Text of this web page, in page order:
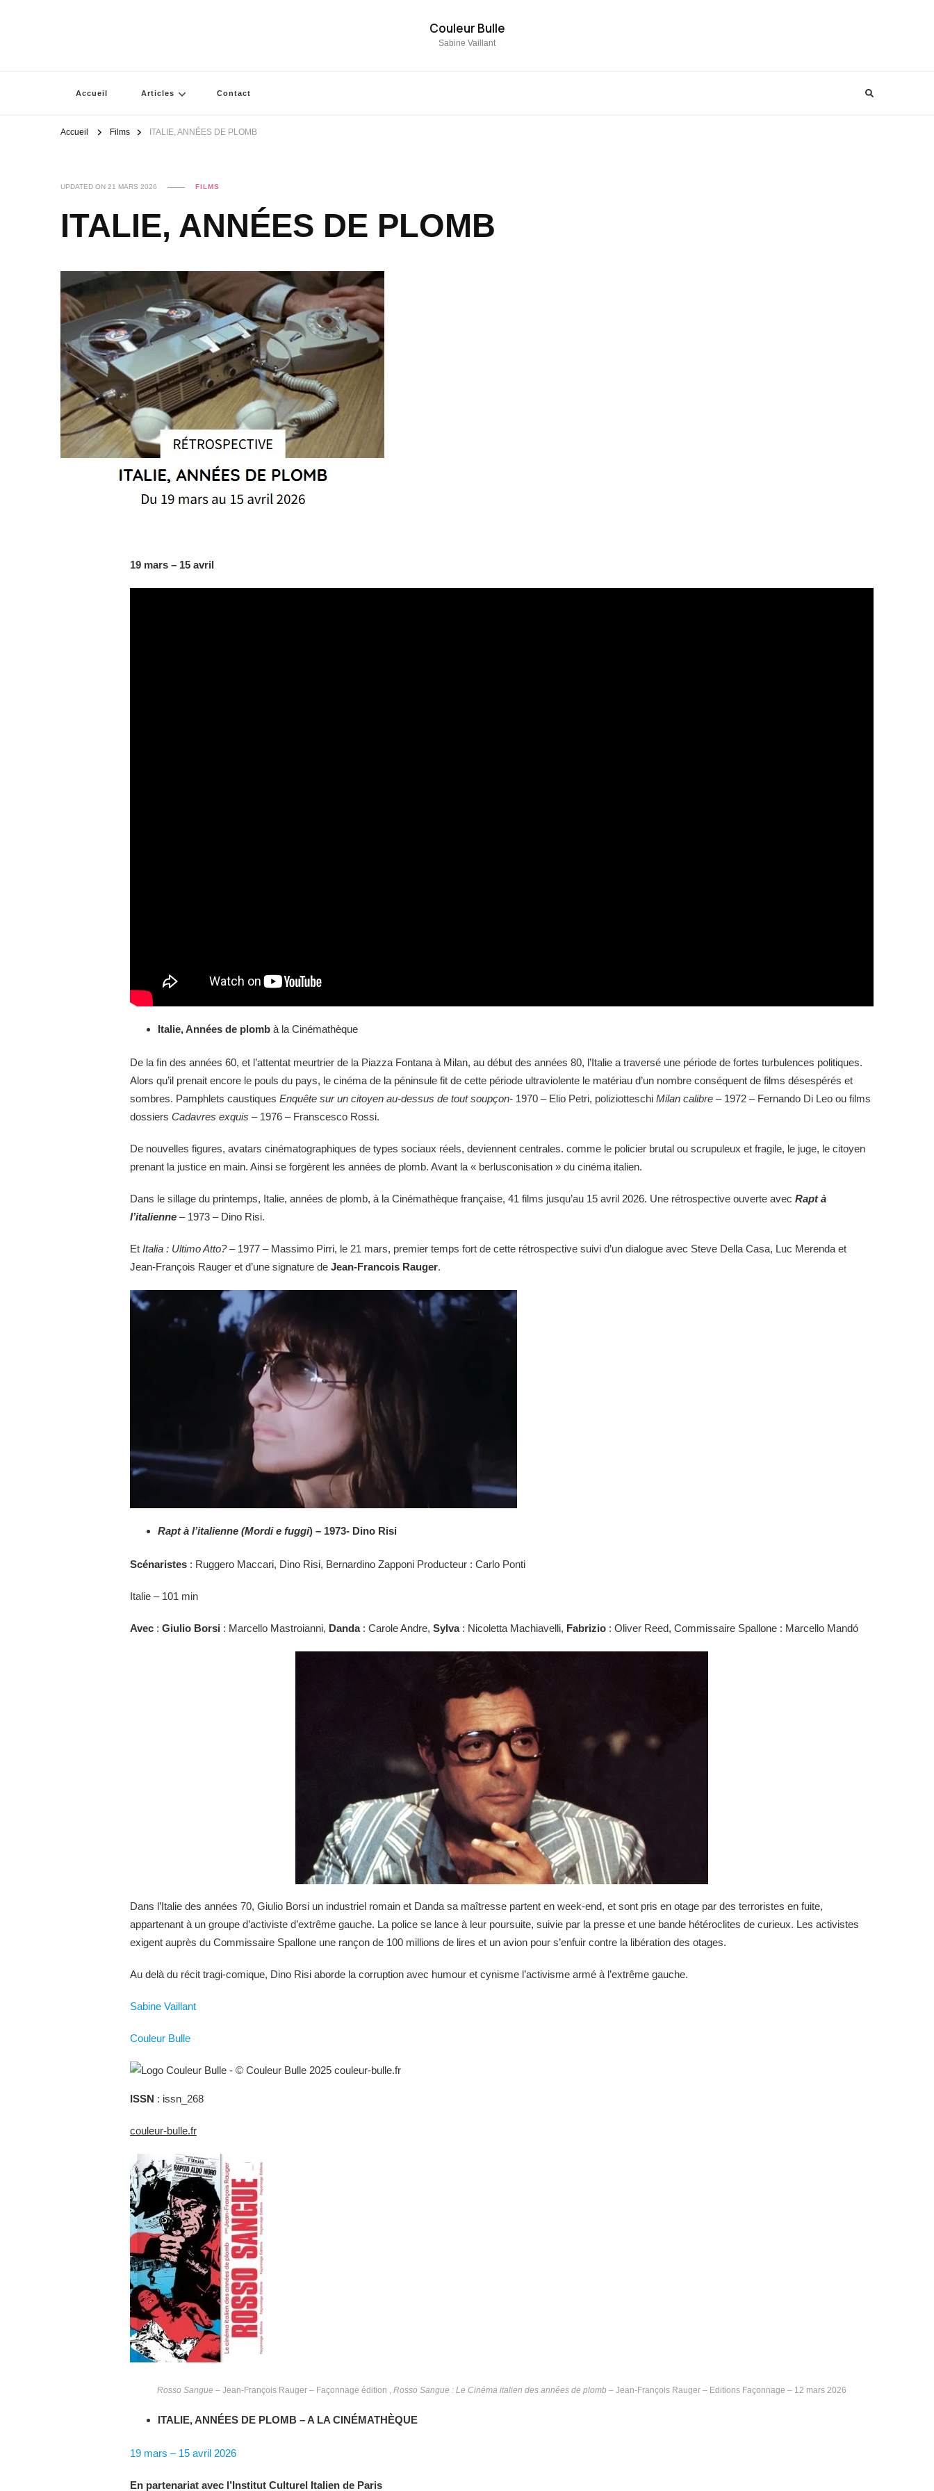
Couleur Bulle
Sabine Vaillant
Accueil Articles Contact
Accueil Films ITALIE, ANNÉES DE PLOMB
UPDATED ON 21 MARS 2026 FILMS
ITALIE, ANNÉES DE PLOMB
19 mars – 15 avril
Italie, Années de plomb à la Cinémathèque
De la fin des années 60, et l’attentat meurtrier de la Piazza Fontana à Milan, au début des années 80, l’Italie a traversé une période de fortes turbulences politiques.
Alors qu’il prenait encore le pouls du pays, le cinéma de la péninsule fit de cette période ultraviolente le matériau d’un nombre conséquent de films désespérés et
sombres. Pamphlets caustiques Enquête sur un citoyen au-dessus de tout soupçon- 1970 – Elio Petri, poliziotteschi Milan calibre – 1972 – Fernando Di Leo ou films
dossiers Cadavres exquis – 1976 – Franscesco Rossi.
De nouvelles figures, avatars cinématographiques de types sociaux réels, deviennent centrales. comme le policier brutal ou scrupuleux et fragile, le juge, le citoyen
prenant la justice en main. Ainsi se forgèrent les années de plomb. Avant la « berlusconisation » du cinéma italien.
Dans le sillage du printemps, Italie, années de plomb, à la Cinémathèque française, 41 films jusqu’au 15 avril 2026. Une rétrospective ouverte avec Rapt à
l’italienne – 1973 – Dino Risi.
Et Italia : Ultimo Atto? – 1977 – Massimo Pirri, le 21 mars, premier temps fort de cette rétrospective suivi d’un dialogue avec Steve Della Casa, Luc Merenda et
Jean-François Rauger et d’une signature de Jean-Francois Rauger.
Rapt à l’italienne (Mordi e fuggi) – 1973- Dino Risi
Scénaristes : Ruggero Maccari, Dino Risi, Bernardino Zapponi Producteur : Carlo Ponti
Italie – 101 min
Avec : Giulio Borsi : Marcello Mastroianni, Danda : Carole Andre, Sylva: Nicoletta Machiavelli, Fabrizio : Oliver Reed, Commissaire Spallone : Marcello Mandó
Dans l’Italie des années 70, Giulio Borsi un industriel romain et Danda sa maîtresse partent en week-end, et sont pris en otage par des terroristes en fuite,
appartenant à un groupe d’activiste d’extrême gauche. La police se lance à leur poursuite, suivie par la presse et une bande hétéroclites de curieux. Les activistes
exigent auprès du Commissaire Spallone une rançon de 100 millions de lires et un avion pour s’enfuir contre la libération des otages.
Au delà du récit tragi-comique, Dino Risi aborde la corruption avec humour et cynisme l’activisme armé à l’extrême gauche.
Sabine Vaillant
Couleur Bulle
ISSN : issn_268
couleur-bulle.fr
Rosso Sangue – Jean-François Rauger – Façonnage édition , Rosso Sangue : Le Cinéma italien des années de plomb – Jean-François Rauger – Editions Façonnage – 12 mars 2026
ITALIE, ANNÉES DE PLOMB – A LA CINÉMATHÈQUE
19 mars – 15 avril 2026
En partenariat avec l’Institut Culturel Italien de Paris